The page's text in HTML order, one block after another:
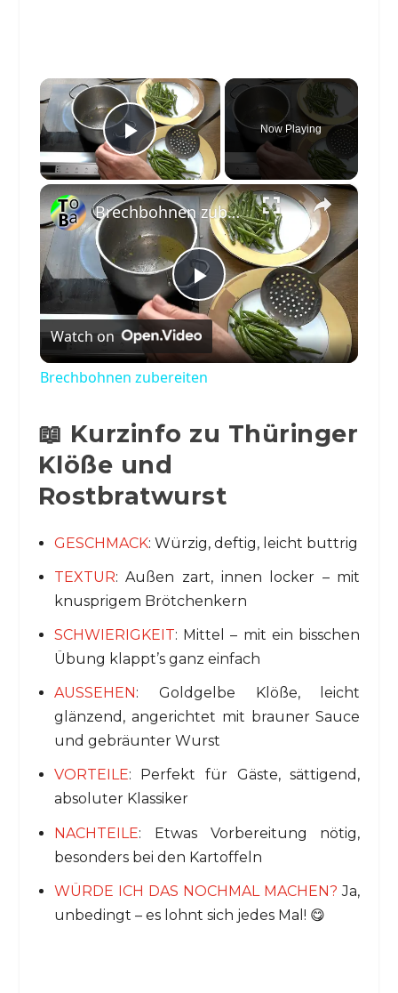
×
Play Video
Now Playing
×
Play
Video
Brechbohnen zubereiten
Watch on
Brechbohnen zubereiten
📖 Kurzinfo zu Thüringer
Klöße und
Rostbratwurst
GESCHMACK: Würzig, deftig, leicht buttrig
TEXTUR: Außen zart, innen locker – mit
knusprigem Brötchenkern
SCHWIERIGKEIT: Mittel – mit ein bisschen
Übung klappt’s ganz einfach
AUSSEHEN: Goldgelbe Klöße, leicht
glänzend, angerichtet mit brauner Sauce
und gebräunter Wurst
VORTEILE: Perfekt für Gäste, sättigend,
absoluter Klassiker
NACHTEILE: Etwas Vorbereitung nötig,
besonders bei den Kartoffeln
WÜRDE ICH DAS NOCHMAL MACHEN? Ja,
unbedingt – es lohnt sich jedes Mal! 😋